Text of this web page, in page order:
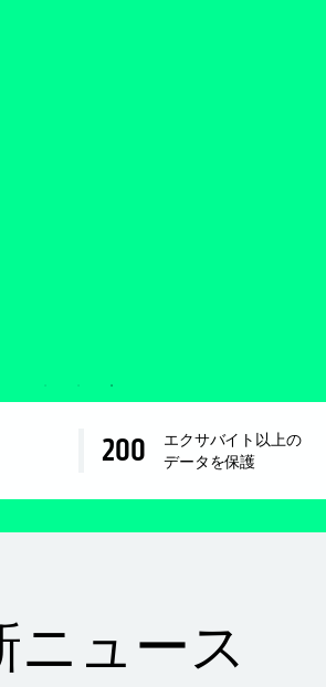
200
エクサバイト以上の
データを保護
ニュース